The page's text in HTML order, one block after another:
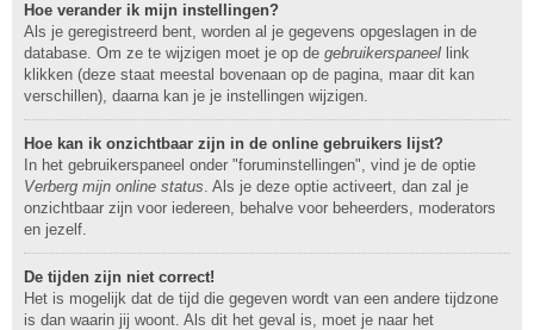
Hoe verander ik mijn instellingen?
Als je geregistreerd bent, worden al je gegevens opgeslagen in de
database. Om ze te wijzigen moet je op de gebruikerspaneel link
klikken (deze staat meestal bovenaan op de pagina, maar dit kan
verschillen), daarna kan je je instellingen wijzigen.
Hoe kan ik onzichtbaar zijn in de online gebruikers lijst?
In het gebruikerspaneel onder "foruminstellingen", vind je de optie
Verberg mijn online status. Als je deze optie activeert, dan zal je
onzichtbaar zijn voor iedereen, behalve voor beheerders, moderators
en jezelf.
De tijden zijn niet correct!
Het is mogelijk dat de tijd die gegeven wordt van een andere tijdzone
is dan waarin jij woont. Als dit het geval is, moet je naar het